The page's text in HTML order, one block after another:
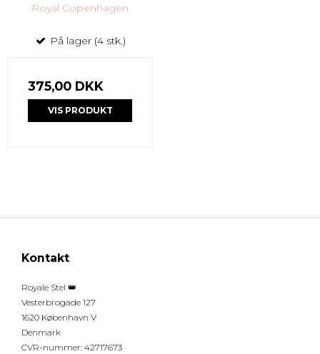
Royal Copenhagen
På lager (4 stk.)
375,00 DKK
VIS PRODUKT
Kontakt
Royale Stel 👑
Vesterbrogade 127
1620 København V
Denmark
CVR-nummer: 42717673